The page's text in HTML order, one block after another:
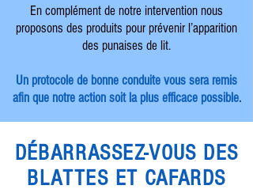
En complément de notre intervention nous
proposons des produits pour prévenir l’apparition
des punaises de lit.
Un protocole de bonne conduite vous sera remis
afin que notre action soit la plus efficace possible.
DÉBARRASSEZ-VOUS DES
BLATTES ET CAFARDS